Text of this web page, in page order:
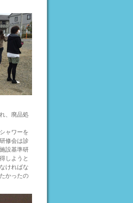
、廃品処
ャワーを
修会は診
設基準研
しようと
ければな
かったの